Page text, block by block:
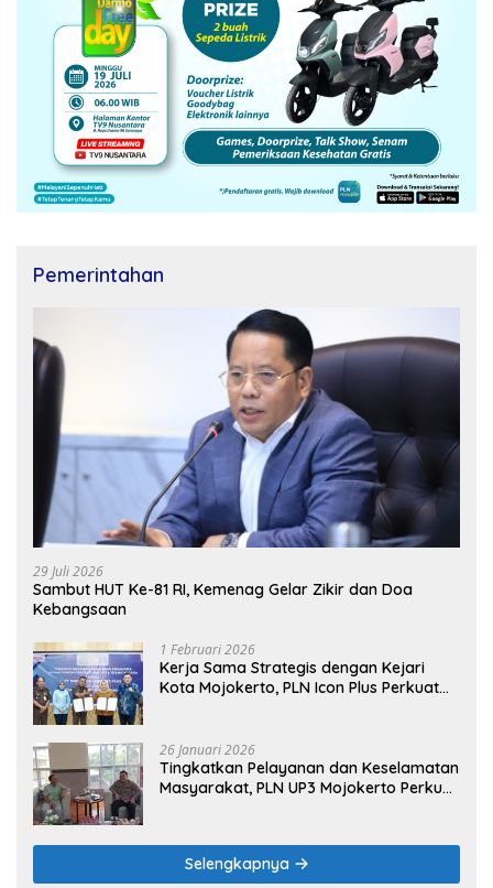
Pemerintahan
29 Juli 2026
Sambut HUT Ke-81 RI, Kemenag Gelar Zikir dan Doa
Kebangsaan
1 Februari 2026
Kerja Sama Strategis dengan Kejari
Kota Mojokerto, PLN Icon Plus Perkuat
26 Januari 2026
Tingkatkan Pelayanan dan Keselamatan
Masyarakat, PLN UP3 Mojokerto Perkuat
Selengkapnya